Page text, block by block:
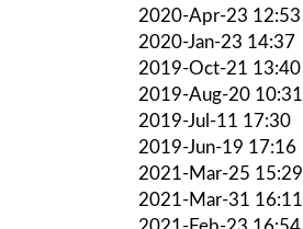
2020-Apr-23 12:53
2020-Jan-23 14:37
2019-Oct-21 13:40
2019-Aug-20 10:31
2019-Jul-11 17:30
2019-Jun-19 17:16
2021-Mar-25 15:29
2021-Mar-31 16:11